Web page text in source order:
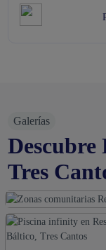
Galerías
Descubre
Tres